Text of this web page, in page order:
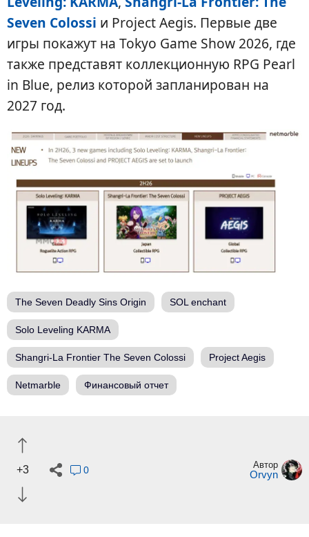
Seven Colossi и Project Aegis. Первые две
игры покажут на Tokyo Game Show 2026, где
также представят коллекционную RPG Pearl
in Blue, релиз которой запланирован на
2027 год.
The Seven Deadly Sins Origin SOL enchant
Solo Leveling KARMA
Shangri-La Frontier The Seven Colossi Project Aegis
Netmarble Финансовый отчет
+3 0 Автор
Orvyn